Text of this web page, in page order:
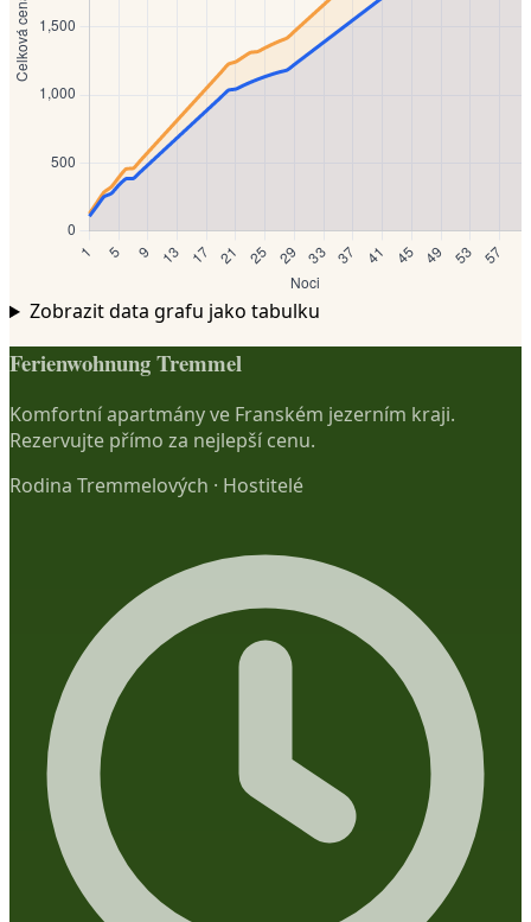
Zobrazit data grafu jako tabulku
Ferienwohnung Tremmel
Komfortní apartmány ve Franském jezerním kraji.
Rezervujte přímo za nejlepší cenu.
Rodina Tremmelových · Hostitelé